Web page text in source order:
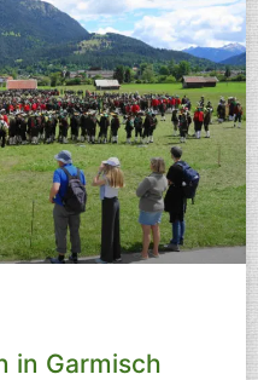
in Garmisch